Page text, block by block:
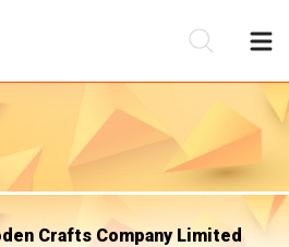
Crafts Company Limited